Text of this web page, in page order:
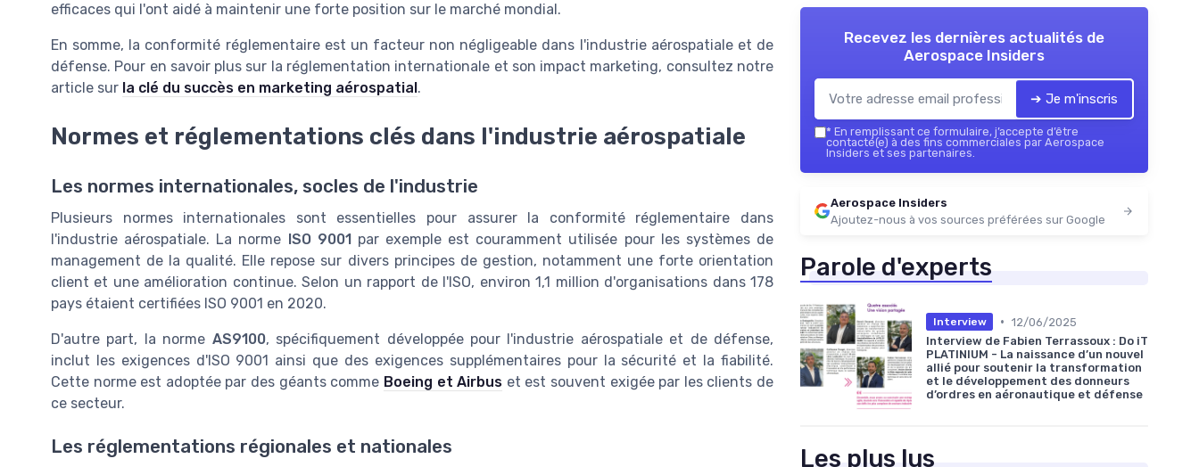
efficaces qui l'ont aidé à maintenir une forte position sur le marché mondial.
En somme, la conformité réglementaire est un facteur non négligeable dans l'industrie aérospatiale et de
défense. Pour en savoir plus sur la réglementation internationale et son impact marketing, consultez notre
article sur la clé du succès en marketing aérospatial .
Normes et réglementations clés dans l'industrie aérospatiale
Les normes internationales, socles de l'industrie
Plusieurs normes internationales sont essentielles pour assurer la conformité réglementaire dans
l'industrie aérospatiale. La norme ISO 9001par exemple est couramment utilisée pour les systèmes de
management de la qualité. Elle repose sur divers principes de gestion, notamment une forte orientation
client et une amélioration continue. Selon un rapport de l'ISO, environ 1,1 million d'organisations dans 178
pays étaient certifiées ISO 9001 en 2020.
D'autre part, la norme AS9100, spécifiquement développée pour l'industrie aérospatiale et de défense,
inclut les exigences d'ISO 9001 ainsi que des exigences supplémentaires pour la sécurité et la fiabilité.
Cette norme est adoptée par des géants comme Boeing et Airbus et est souvent exigée par les clients de
ce secteur.
Les réglementations régionales et nationales
Recevez les dernières actualités de
Aerospace Insiders
➔ Je m'inscris
* En remplissant ce formulaire, j’accepte d’être
contacté(e) à des fins commerciales par Aerospace
Insiders et ses partenaires.
Aerospace Insiders
Ajoutez-nous à vos sources préférées sur Google
Parole d'experts
Interview • 12/06/2025
Interview de Fabien Terrassoux : Do iT
PLATINIUM - La naissance d’un nouvel
allié pour soutenir la transformation
et le développement des donneurs
d’ordres en aéronautique et défense
Les plus lus